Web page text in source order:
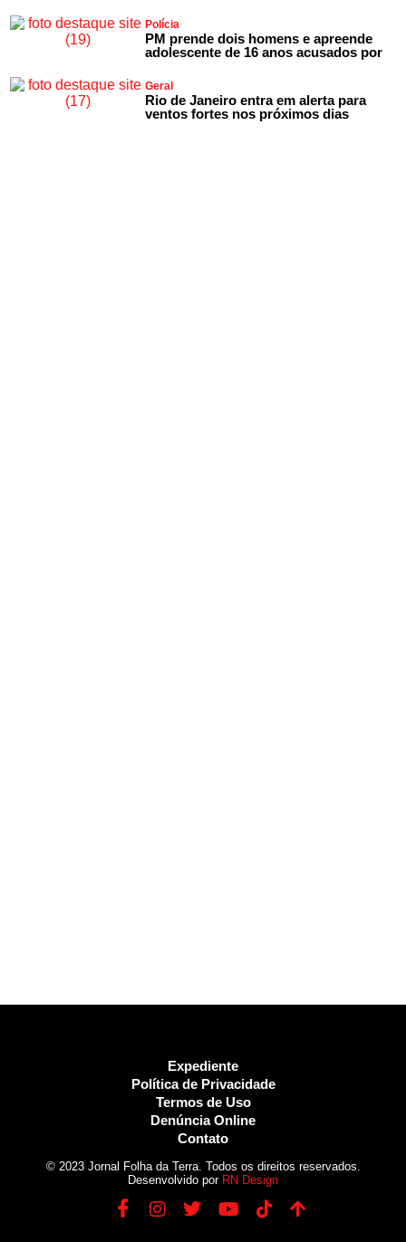
Polícia
PM prende dois homens e apreende
adolescente de 16 anos acusados por
Geral
Rio de Janeiro entra em alerta para
ventos fortes nos próximos dias
Expediente
Política de Privacidade
Termos de Uso
Denúncia Online
Contato
© 2023 Jornal Folha da Terra. Todos os direitos reservados.
Desenvolvido por RN Design